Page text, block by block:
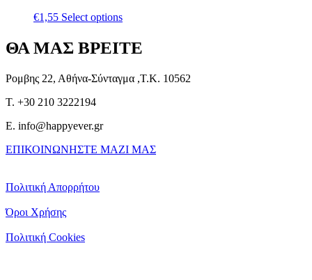
€1,55 Select options
ΘΑ ΜΑΣ ΒΡΕΙΤΕ
Ρομβης 22, Αθήνα-Σύνταγμα ,Τ.Κ. 10562
T. +30 210 3222194
E. info@happyever.gr
ΕΠΙΚΟΙΝΩΝΗΣΤΕ ΜΑΖΙ ΜΑΣ
Πολιτική Απορρήτου
Όροι Χρήσης
Πολιτική Cookies